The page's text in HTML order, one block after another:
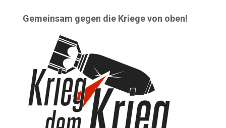
Gemeinsam gegen die Kriege von oben!